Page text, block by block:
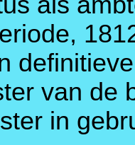
van de
in